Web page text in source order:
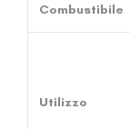
Combustibile
Utilizzo